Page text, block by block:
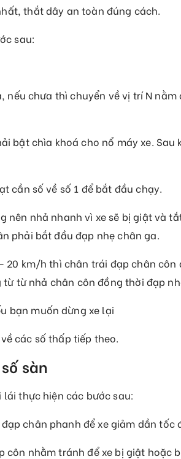
thắt dây an toàn đúng cách.
sau:
nếu chưa thì chuyển về vị trí N
bật chìa khoá cho nổ máy xe. Sau
cần số về số 1 để bắt đầu chạy.
nên nhả nhanh vì xe sẽ bị giật và
phải bắt đầu đạp nhẹ chân ga.
20 km/h thì chân trái đạp chân côn
từ nhả chân côn đồng thời đạp
bạn muốn dừng xe lại
các số thấp tiếp theo.
sàn
thực hiện các bước sau:
chân phanh để xe giảm dần tốc
côn nhằm tránh để xe bị giật hoặc